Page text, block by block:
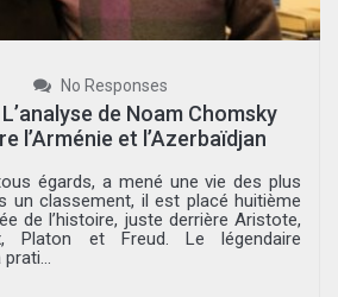
No Responses
de Noam Chomsky
l’Arménie et l’Azerbaïdjan
égards, a mené une vie des plus
un classement, il est placé huitième
de l’histoire, juste derrière Aristote,
Platon et Freud. Le légendaire